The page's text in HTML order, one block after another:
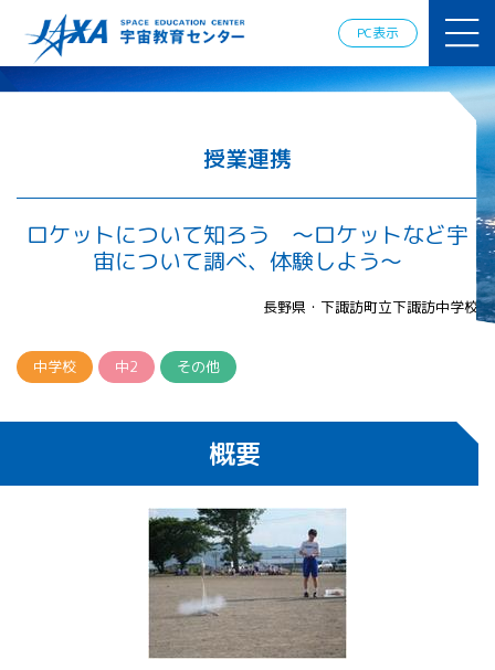
PC表示
ミー
ロスペース
情報の発
信
宇宙を活用
した教育実
践例
体験的学
習機会の
提供（国
地域宇宙機
関会議）宇
宙教育 for
All 分科会
APRSAF宇宙
教育 for All
分科会 年次
会合
APRSAFポス
ターコンテ
授業連携
ロケットについて知ろう ～ロケットなど宇
宙について調べ、体験しよう～
長野県・下諏訪町立下諏訪中学校
中学校 中2 その他
概要